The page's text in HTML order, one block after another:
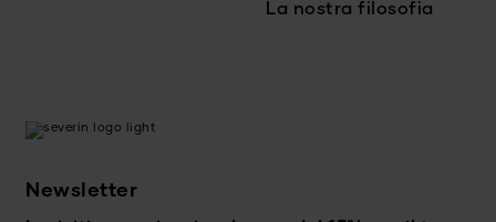
La nostra filosofia
Newsletter